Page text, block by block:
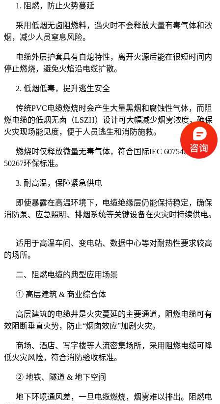
1. 阻燃，防止火势蔓延
采用低烟无卤阻燃料，遇火时不会释放大量有毒气体和浓
烟，减少人员窒息风险。
电缆外层护套具有自熄特性，离开火源后能在很短时间内
停止燃烧，避免火焰沿电缆扩散。
2. 低烟低毒，提升逃生安全
传统PVC电缆燃烧时会产生大量黑烟和腐蚀性气体，而阻
燃电缆的低烟无卤（LSZH）设计可大幅减少烟雾浓度，确保
火灾现场能见度，便于人员逃生和消防施救。
燃烧时仅释放微量无毒气体，符合国际IEC 60754和EN
50267环保标准。
3. 耐高温，保障紧急供电
即使暴露在高温环境下，电缆绝缘层仍能保持稳定，确保
消防泵、应急照明、排烟系统等关键设备在火灾时持续供电。
适用于高温车间、变电站、数据中心等对耐热性要求较高
的场所。
二、阻燃电缆的典型应用场景
① 高层建筑 & 商业综合体
高层建筑的电缆井是火灾蔓延的主要通道，阻燃电缆可有
效阻断垂直火势，防止“烟囱效应”加剧火灾。
商场、酒店、写字楼等人流密集场所，采用阻燃电缆可降
低火灾风险，符合消防验收标准。
② 地铁、隧道 & 地下空间
地下环境通风差，一旦电缆燃烧，烟雾难以排出。阻燃电